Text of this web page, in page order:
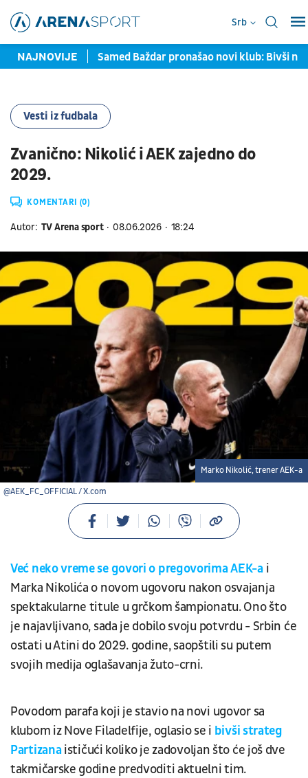
Srb
NAJNOVIJE
u Torontu Samed Baždar pronašao novi klub: Bivši
Vesti iz fudbala
Zvanično: Nikolić i AEK zajedno do
2029.
KOMENTARI (0)
Autor: TV Arena sport 08.06.2026 18:24
@AEK_FC_OFFICIAL / X.com
Marko Nikolić, trener AEK-a
Već neko vreme se govori o pregovorima AEK-ai
Marka Nikolića o novom ugovoru nakon osvajanja
spektakularne titule u grčkom šampionatu. Ono što
je najavljivano, sada je dobilo svoju potvrdu - Srbin će
ostati u Atini do 2029. godine, saopštili su putem
svojih medija oglašavanja žuto-crni.
Povodom parafa koji je stavio na novi ugovor sa
klubom iz Nove Filadelfije, oglasio se i bivši strateg
Partizanaističući koliko je zadovoljan što će još dve
takmičarske godine predvoditi aktuelni tim.